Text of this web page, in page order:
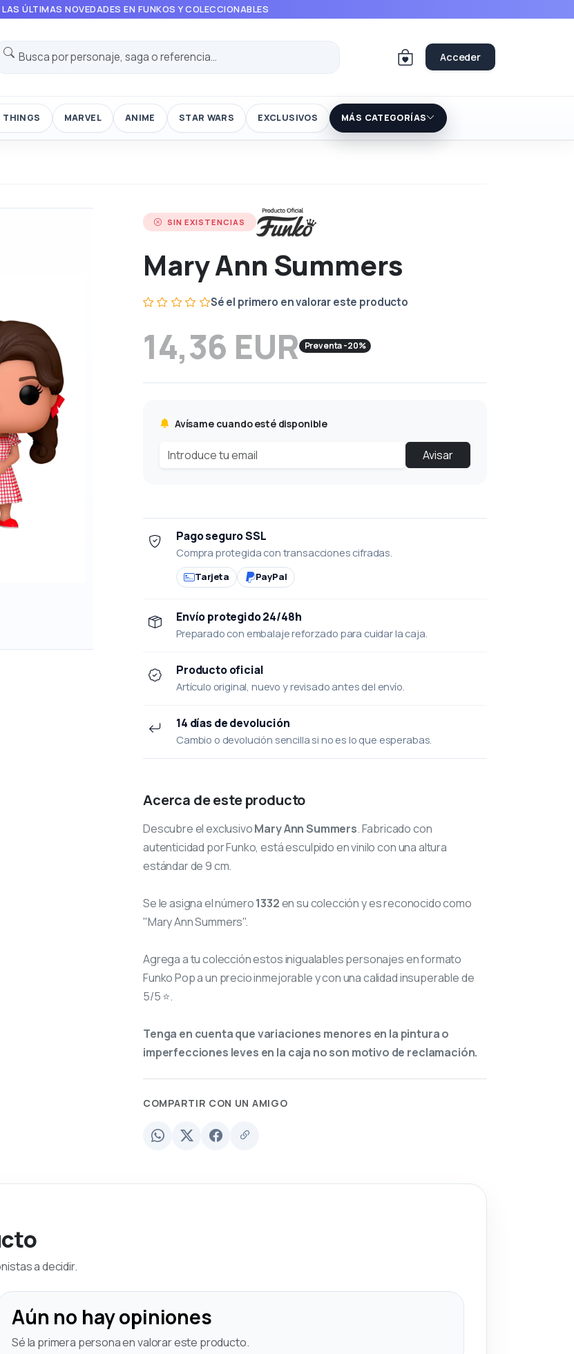
LAS ÚLTIMAS NOVEDADES EN FUNKOS Y COLECCIONABLES
Acceder
THINGS MARVEL ANIME STAR WARS EXCLUSIVOS MÁS CATEGORÍAS
SIN EXISTENCIAS
Mary Ann Summers
Sé el primero en valorar este producto
14,36 EUR Preventa -20%
Avísame cuando esté disponible
Avisar
Pago seguro SSL
Compra protegida con transacciones cifradas.
Tarjeta PayPal
Envío protegido 24/48h
Preparado con embalaje reforzado para cuidar la caja.
Producto oficial
Artículo original, nuevo y revisado antes del envío.
14 días de devolución
Cambio o devolución sencilla si no es lo que esperabas.
Acerca de este producto
Descubre el exclusivoMary Ann Summers. Fabricado con
autenticidad por Funko, está esculpido en vinilo con una altura
estándar de 9 cm.
Se le asigna el número1332en su colección y es reconocido como
"Mary Ann Summers".
Agrega a tu colección estos inigualables personajes en formato
Funko Pop a un precio inmejorable y con una calidad insuperable de
5/5 ⭐.
Tenga en cuenta que variaciones menores en la pintura o
imperfecciones leves en la caja no son motivo de reclamación.
COMPARTIR CON UN AMIGO
a decidir.
Aún no hay opiniones
Sé la primera persona en valorar este producto.